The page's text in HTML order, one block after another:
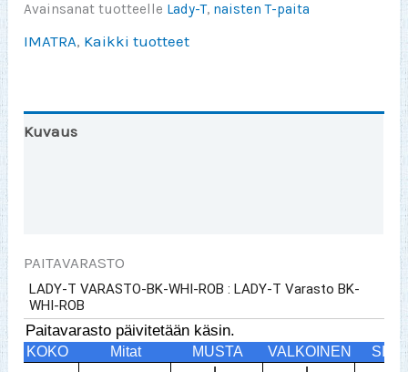
Avainsanat tuotteelle Lady-T, naisten T-paita
IMATRA, Kaikki tuotteet
Kuvaus
PAITAVARASTO